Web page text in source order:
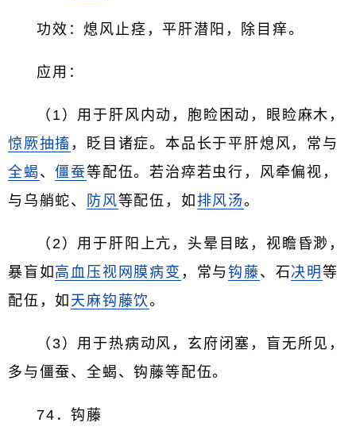
功效：熄风止痉，平肝潜阳，除目痒。
应用：
（1）用于肝风内动，胞睑困动，眼睑麻木，
惊厥抽搐 ，眨目诸症。本品长于平肝熄风，常与
全蝎 、僵蚕等配伍。若治瘁若虫行，风牵偏视，
与乌艄蛇、
防风等配伍，如 排风汤。
（2）用于肝阳上亢，头晕目眩，视瞻昏渺，
暴盲如 高血压 视网膜病变 ，常与钩藤、石决明等
配伍，如 天麻钩藤饮。
（3）用于热病动风，玄府闭塞，盲无所见，
多与僵蚕、全蝎、钩藤等配伍。
74．钩藤